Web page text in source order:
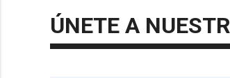
ÚNETE A